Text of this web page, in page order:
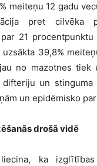
meiteņu 12 gadu
pret cilvēka
21 procentpunktu
39,8%
no mazotnes tiek
un stinguma
un epidēmisko
drošā vidē
ka